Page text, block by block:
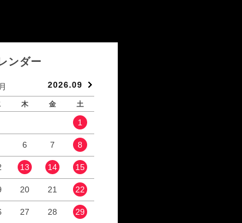
ンダー
月 2026.09
木 金 土
1
6 7 8
13 14 15
20 21 22
27 28 29